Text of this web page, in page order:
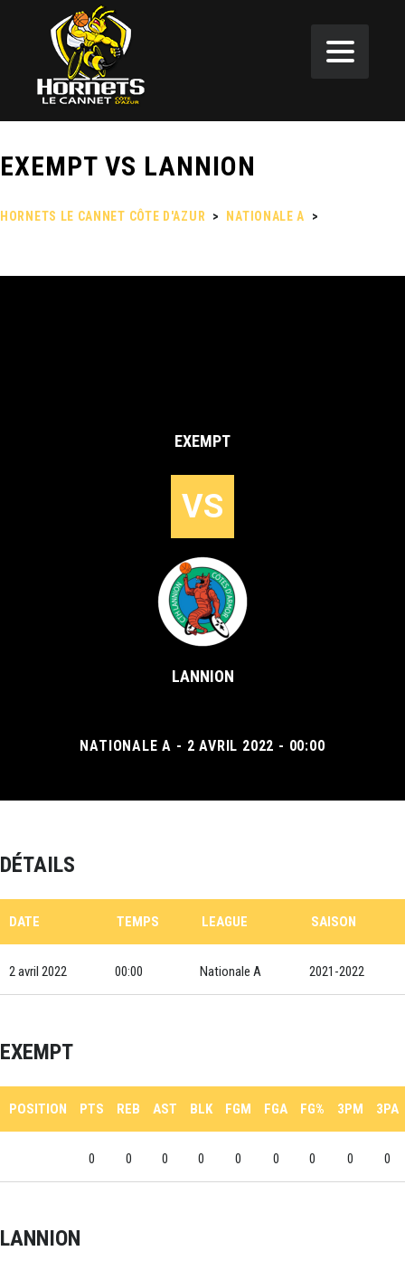
EXEMPT VS LANNION
HORNETS LE CANNET CÔTE D'AZUR > NATIONALE A >
EXEMPT
VS
LANNION
NATIONALE A - 2 AVRIL 2022 - 00:00
DÉTAILS
DATE TEMPS LEAGUE SAISON
2 avril 2022 00:00 Nationale A 2021-2022
EXEMPT
POSITION PTS REB AST BLK FGM FGA FG% 3PM 3PA
0 0 0 0 0 0 0 0 0
LANNION